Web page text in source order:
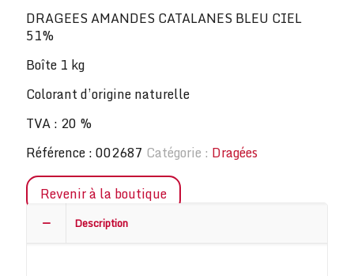
DRAGEES AMANDES CATALANES BLEU CIEL
51%
Boîte 1 kg
Colorant d’origine naturelle
TVA : 20 %
Référence :002687 Catégorie : Dragées
Revenir à la boutique
Description